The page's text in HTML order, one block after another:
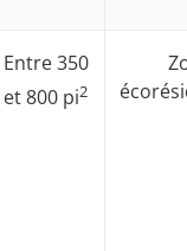
Entre 350
et 800 pi2